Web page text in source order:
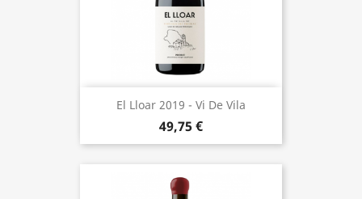
El Lloar 2019 - Vi De Vila
49,75 €